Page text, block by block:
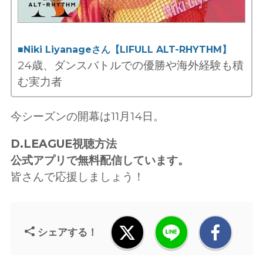
■Niki Liyanageさん【LIFULL ALT-RHYTHM】
24歳、ダンスバトルでの優勝や海外経験も積
む実力者
今シーズンの開幕は11月14日。
D.LEAGUE視聴方法
公式アプリで無料配信しています。
皆さんで応援しましょう！
シェアする！